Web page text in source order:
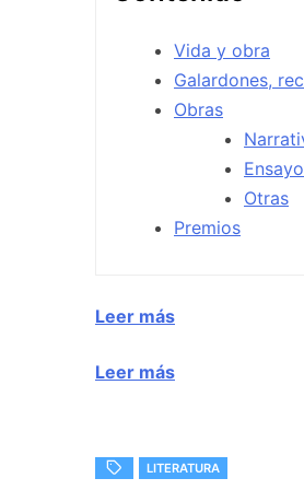
Vida y obra
Galardones,
Obras
Otras
Premios
Leer más
Leer más
LITERATURA